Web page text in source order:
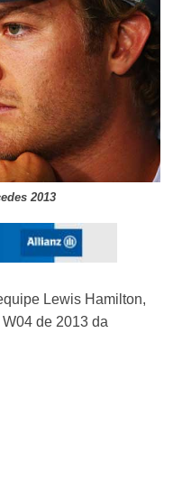
2013
Lewis Hamilton,
de 2013 da